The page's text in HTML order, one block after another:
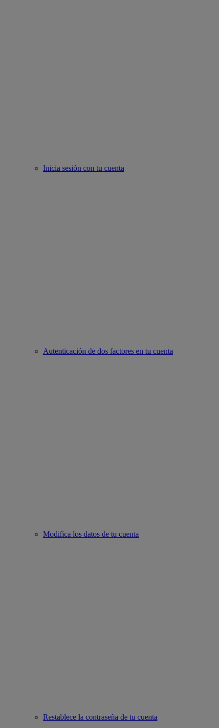
Inicia sesión con tu cuenta
Autenticación de dos factores en tu cuenta
Modifica los datos de tu cuenta
Restablece la contraseña de tu cuenta